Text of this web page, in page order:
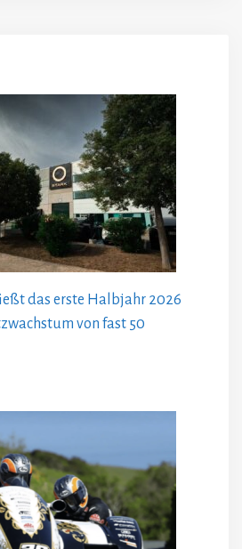
das erste Halbjahr 2026
von fast 50